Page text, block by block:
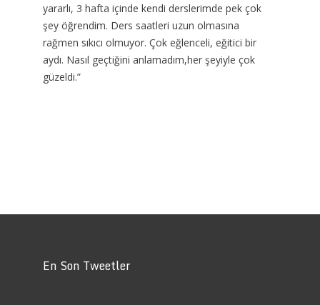
yararlı, 3 hafta içinde kendi derslerimde pek çok
şey öğrendim. Ders saatleri uzun olmasına
rağmen sıkıcı olmuyor. Çok eğlenceli, eğitici bir
aydı. Nasıl geçtiğini anlamadım,her şeyiyle çok
güzeldi.”
En Son Tweetler